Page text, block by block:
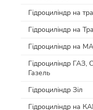
Гідроциліндр на
Гідроциліндр на
Гідроциліндр на
Гідроциліндр ГАЗ,
Газель
Гідроциліндр Зіл
Гідроциліндр на